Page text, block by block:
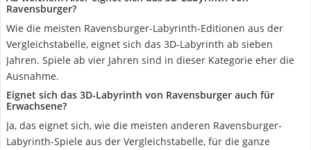
Ravensburger?
Wie die meisten Ravensburger-Labyrinth-Editionen aus der
Vergleichstabelle, eignet sich das 3D-Labyrinth ab sieben
Jahren. Spiele ab vier Jahren sind in dieser Kategorie eher die
Ausnahme.
Eignet sich das 3D-Labyrinth von Ravensburger auch für
Erwachsene?
Ja, das eignet sich, wie die meisten anderen Ravensburger-
Labyrinth-Spiele aus der Vergleichstabelle, für die ganze